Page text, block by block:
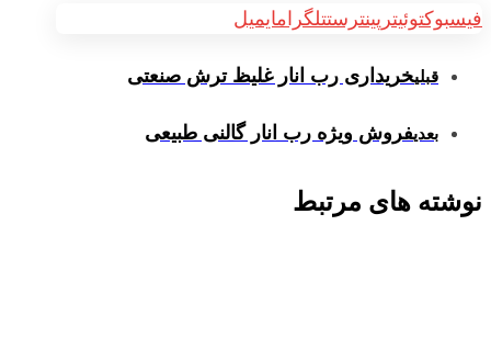
فیسبوکتوئیتر پینترستتلگرامایمیل
قبلیخریداری رب انار غلیظ ترش صنعتی
بعدیفروش ویژه رب انار گالنی طبیعی
نوشته های مرتبط